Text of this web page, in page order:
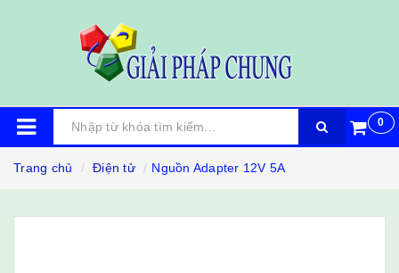
0
Trang chủ Điện tử Nguồn Adapter 12V 5A